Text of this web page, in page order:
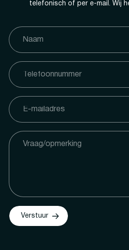
telefonisch of per e-mail. Wij
Verstuur